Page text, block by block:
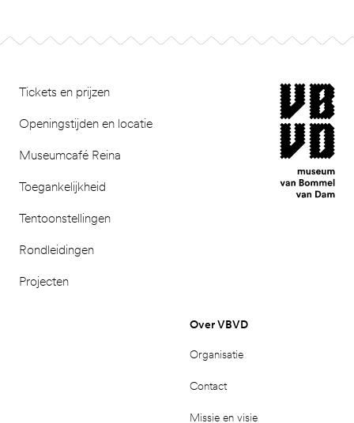
Tickets en prijzen
Openingstijden en locatie
Museumcafé Reina
Toegankelijkheid
Tentoonstellingen
Rondleidingen
Projecten
museum van
Over VBVD
Organisatie
Contact
Missie en visie